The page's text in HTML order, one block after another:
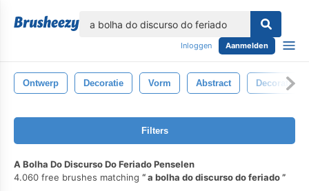
Inloggen Aanmelden
Ontwerp Decoratie Vorm Abstract Decoratief
Filters
A Bolha Do Discurso Do Feriado Penselen
4.060 free brushes matching
a bolha do discurso do feriado